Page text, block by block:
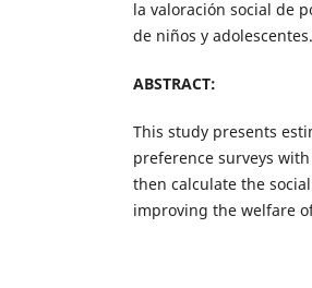
la valoración social de
de niños y adolescentes.
ABSTRACT:
This study presents
preference surveys
then calculate the
improving the welfare